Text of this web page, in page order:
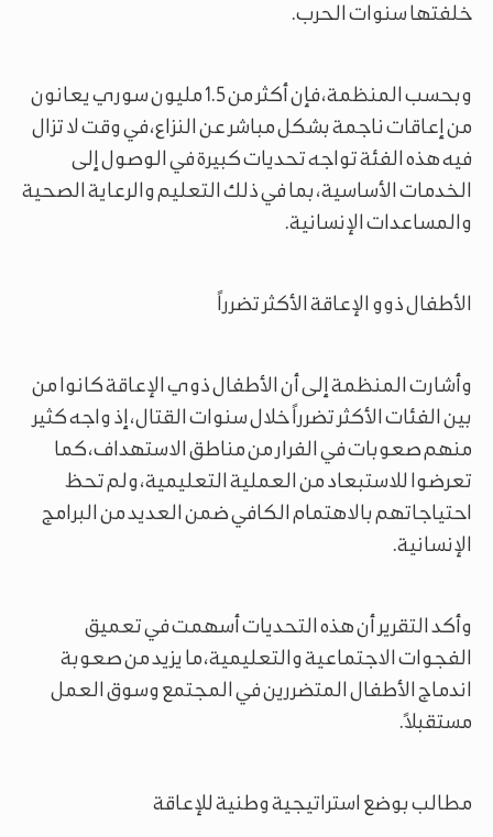
خلفتها سنوات الحرب.
وبحسب المنظمة، فإن أكثر من 1.5 مليون سوري يعانون
من إعاقات ناجمة بشكل مباشر عن النزاع، في وقت لا تزال
فيه هذه الفئة تواجه تحديات كبيرة في الوصول إلى
الخدمات الأساسية، بما في ذلك التعليم والرعاية الصحية
والمساعدات الإنسانية.
الأطفال ذوو الإعاقة الأكثر تضرراً
وأشارت المنظمة إلى أن الأطفال ذوي الإعاقة كانوا من
بين الفئات الأكثر تضرراً خلال سنوات القتال، إذ واجه كثير
منهم صعوبات في الفرار من مناطق الاستهداف، كما
تعرضوا للاستبعاد من العملية التعليمية، ولم تحظ
احتياجاتهم بالاهتمام الكافي ضمن العديد من البرامج
الإنسانية.
وأكد التقرير أن هذه التحديات أسهمت في تعميق
الفجوات الاجتماعية والتعليمية، ما يزيد من صعوبة
اندماج الأطفال المتضررين في المجتمع وسوق العمل
مستقبلاً.
مطالب بوضع استراتيجية وطنية للإعاقة